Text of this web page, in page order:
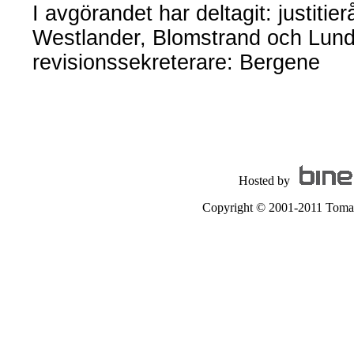
I avgörandet har deltagit:
Westlander, Blomstrand och
revisionssekreterare: Bergene
Hosted by
Copyright © 2001-2011